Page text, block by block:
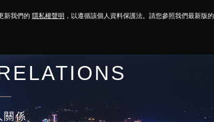
新我們的 隱私權聲明 ，以遵循該個人資料保護法。請您參照我們最新版的
係 菁英招募 最新消息 聯絡我們
關係